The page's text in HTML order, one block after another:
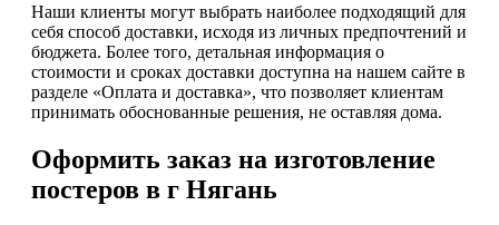
Наши клиенты могут выбрать наиболее подходящий для
себя способ доставки, исходя из личных предпочтений и
бюджета. Более того, детальная информация о
стоимости и сроках доставки доступна на нашем сайте в
разделе «Оплата и доставка», что позволяет клиентам
принимать обоснованные решения, не оставляя дома.
Оформить заказ на изготовление
постеров в г Нягань